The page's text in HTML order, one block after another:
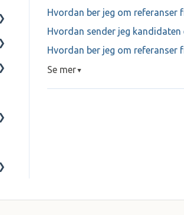
Hvordan ber jeg om referanser
Hvordan sender jeg
Hvordan ber jeg om
Se mer▼